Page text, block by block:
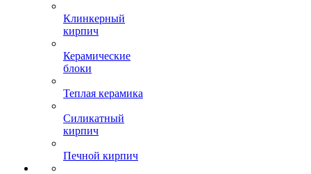
Клинкерный
кирпич
Керамические
блоки
Теплая керамика
Силикатный
кирпич
Печной кирпич